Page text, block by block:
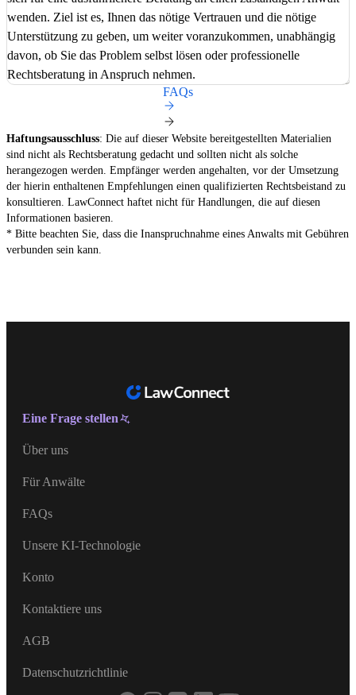
wenden. Ziel ist es, Ihnen das nötige Vertrauen und die nötige
Unterstützung zu geben, um weiter voranzukommen, unabhängig
davon, ob Sie das Problem selbst lösen oder professionelle
Rechtsberatung in Anspruch nehmen.
FAQs
Haftungsausschluss: Die auf dieser Website bereitgestellten Materialien
sind nicht als Rechtsberatung gedacht und sollten nicht als solche
herangezogen werden. Empfänger werden angehalten, vor der Umsetzung
der hierin enthaltenen Empfehlungen einen qualifizierten Rechtsbeistand zu
konsultieren. LawConnect haftet nicht für Handlungen, die auf diesen
Informationen basieren.
* Bitte beachten Sie, dass die Inanspruchnahme eines Anwalts mit Gebühren
verbunden sein kann.
Eine Frage stellen
Über uns
Für Anwälte
FAQs
Unsere KI-Technologie
Konto
Kontaktiere uns
AGB
Datenschutzrichtlinie
Australia
France